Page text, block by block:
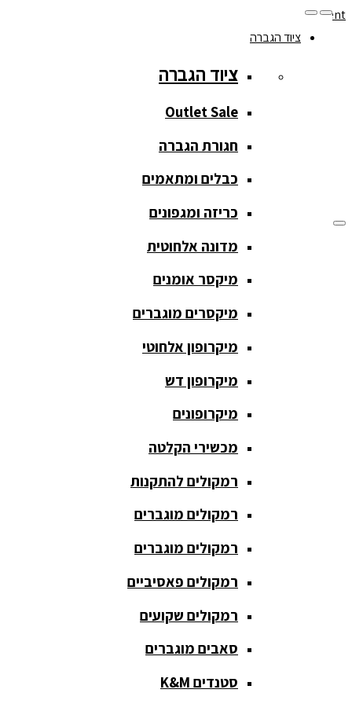
Skip to content
077-208-0290
מעקב הזמנות
ציוד הגברה
Outlet Sale
חגורת הגברה
כבלים
ומתאמים
כריזה
ומגפונים
מדונה
אלחוטית
מיקסר
מוגברים
מיקרופון
ציוד הגברה
ציוד הגברה
Outlet Sale
חגורת הגברה
כבלים ומתאמים
כריזה ומגפונים
מדונה אלחוטית
מיקסר אומנים
מיקסרים מוגברים
מיקרופון אלחוטי
מיקרופון דש
מיקרופונים
מכשירי הקלטה
רמקולים להתקנות
רמקולים מוגברים
רמקולים מוגברים
רמקולים פאסיביים
רמקולים שקועים
סאבים מוגברים
סטנדים K&M